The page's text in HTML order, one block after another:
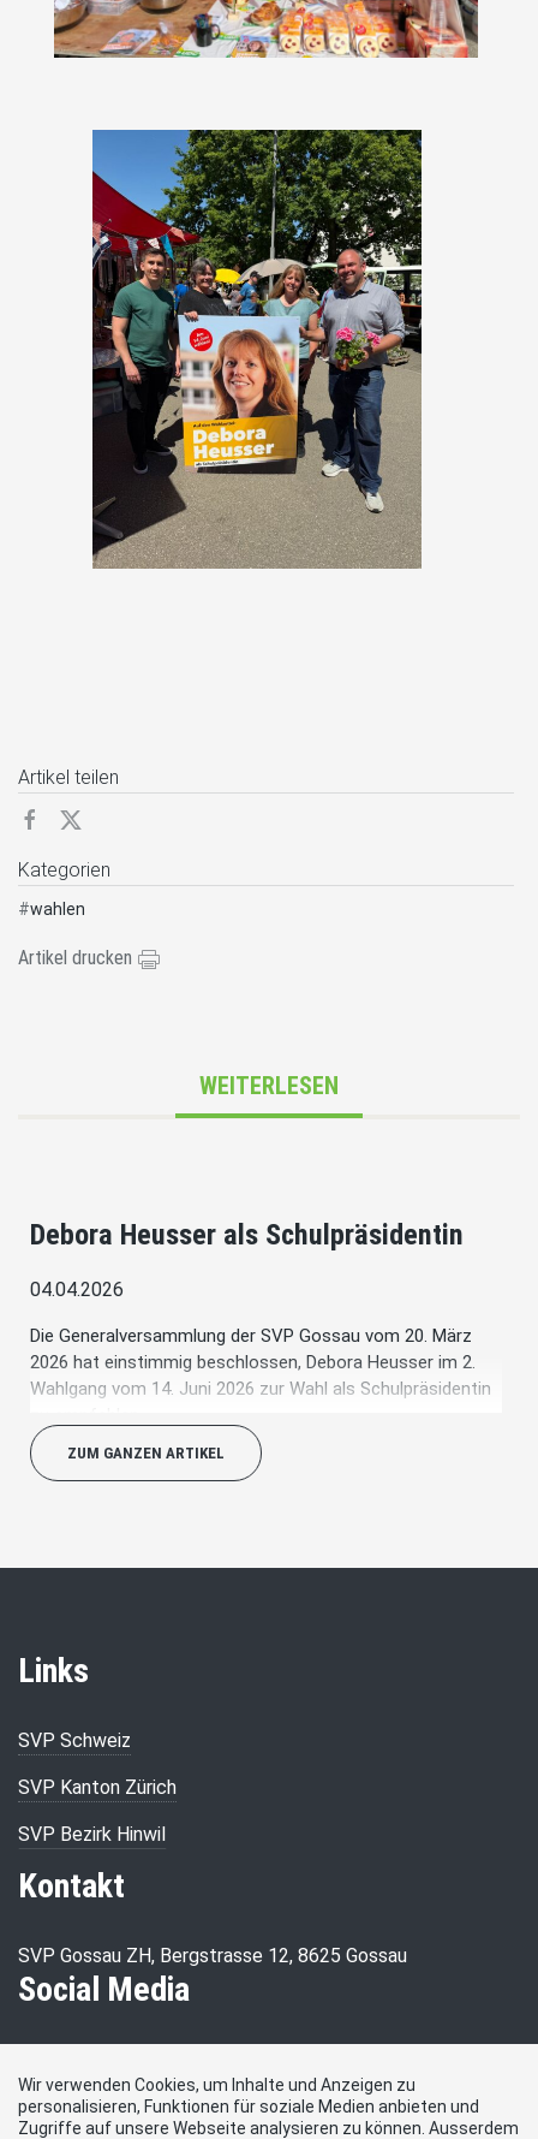
Artikel teilen
Kategorien
#wahlen
Artikel drucken
WEITERLESEN
Debora Heusser als Schulpräsidentin
04.04.2026
Die Generalversammlung der SVP Gossau vom 20. März
2026 hat einstimmig beschlossen, Debora Heusser im 2.
Wahlgang vom 14. Juni 2026 zur Wahl als Schulpräsidentin
ZUM GANZEN ARTIKEL
Links
SVP Schweiz
SVP Kanton Zürich
SVP Bezirk Hinwil
Kontakt
SVP Gossau ZH, Bergstrasse 12, 8625 Gossau
Social Media
Wir verwenden Cookies, um Inhalte und Anzeigen zu
personalisieren, Funktionen für soziale Medien anbieten und
Zugriffe auf unsere Webseite analysieren zu können. Ausserdem